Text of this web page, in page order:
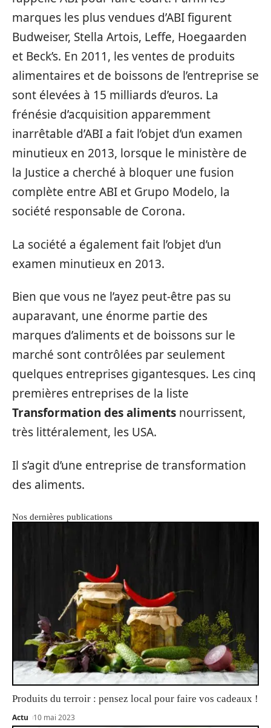
marques les plus vendues d’ABI figurent
Budweiser, Stella Artois, Leffe, Hoegaarden
et Beck’s. En 2011, les ventes de produits
alimentaires et de boissons de l’entreprise se
sont élevées à 15 milliards d’euros. La
frénésie d’acquisition apparemment
inarrêtable d’ABI a fait l’objet d’un examen
minutieux en 2013, lorsque le ministère de
la Justice a cherché à bloquer une fusion
complète entre ABI et Grupo Modelo, la
société responsable de Corona.
La société a également fait l’objet d’un
examen minutieux en 2013.
Bien que vous ne l’ayez peut-être pas su
auparavant, une énorme partie des
marques d’aliments et de boissons sur le
marché sont contrôlées par seulement
quelques entreprises gigantesques. Les cinq
premières entreprises de la liste
Transformation des aliments nourrissent,
très littéralement, les USA.
Il s’agit d’une entreprise de transformation
des aliments.
Nos dernières publications
Produits du terroir : pensez local pour faire vos cadeaux !
Actu 10 mai 2023